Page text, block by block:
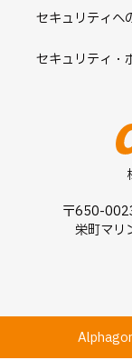
セキュリティへ
セキュリティ・
〒650-
栄町マ